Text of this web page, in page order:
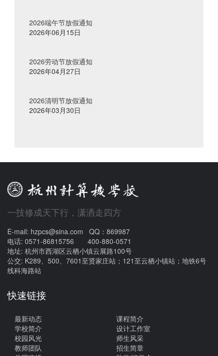
2026端午节放假通知
2026年06月15日
2026劳动节放假通知
2026年04月27日
2026清明节放假通知
2026年03月30日
一技修成天下行，潇洒走四方
E-mail: hzpcs@sina.com QQ：869987
电话: 0571-86815756 400-880-0571
地址: 杭州市西湖区云栖小镇云展路100号
公交: K289、500、7601至贤家庄站；121至云栖小镇站；地铁6号
线科海路站
快速链接
最新动态
学校简介
校园风光
教师团队
课程简介
设计工作室
师生风采
招生简章